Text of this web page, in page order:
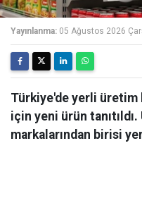
Yayınlanma: 05 Ağustos 2026
Türkiye'de yerli üretim
için yeni ürün
markalarından birisi